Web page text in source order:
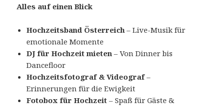
Alles auf einen Blick
Hochzeitsband Österreich – Live-Musik für
emotionale Momente
DJ für Hochzeit mieten – Von Dinner bis
Dancefloor
Hochzeitsfotograf & Videograf–
Erinnerungen für die Ewigkeit
Fotobox für Hochzeit – Spaß für Gäste &